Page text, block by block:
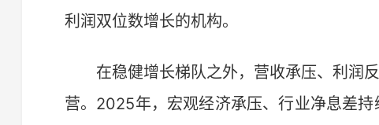
利润双位数增长的机构。
在稳健增长梯队之外，营收承压、利润反
营。2025年，宏观经济承压、行业净息差